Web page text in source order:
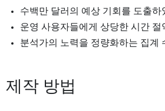
수백만 달러의 예상 기회를 도출하
운영 사용자들에게 상당한 시간 절
분석가의 노력을 정량화하는 집계
제작 방법